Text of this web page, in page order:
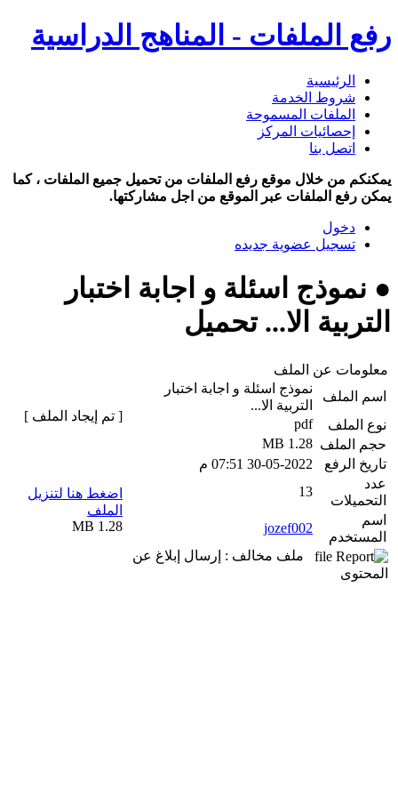
رفع الملفات - المناهج الدراسية
الرئيسية
شروط الخدمة
الملفات المسموحة
إحصائيات المركز
اتصل بنا
يمكنكم من خلال موقع رفع الملفات من تحميل جميع الملفات ، كما
يمكن رفع الملفات عبر الموقع من اجل مشاركتها.
دخول
تسجيل عضوية جديده
● نموذج اسئلة و اجابة اختبار
التربية الا... تحميل
معلومات عن الملف
اسم الملف
نموذج اسئلة و اجابة اختبار
التربية الا...
نوع الملف
pdf
حجم الملف 1.28 MB
تاريخ الرفع
30-05-2022 07:51 م
عدد
التحميلات
13
اسم
المستخدم
jozef002
ملف مخالف : إرسال إبلاغ عن
المحتوى
[ تم إيجاد الملف ]
اضغط هنا لتنزيل
الملف
1.28 MB